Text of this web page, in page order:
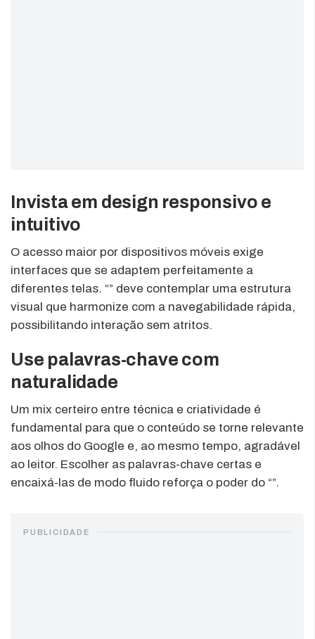
Invista em design responsivo e
intuitivo
O acesso maior por dispositivos móveis exige
interfaces que se adaptem perfeitamente a
diferentes telas. “” deve contemplar uma estrutura
visual que harmonize com a navegabilidade rápida,
possibilitando interação sem atritos.
Use palavras-chave com
naturalidade
Um mix certeiro entre técnica e criatividade é
fundamental para que o conteúdo se torne relevante
aos olhos do Google e, ao mesmo tempo, agradável
ao leitor. Escolher as palavras-chave certas e
encaixá-las de modo fluido reforça o poder do “”.
PUBLICIDADE